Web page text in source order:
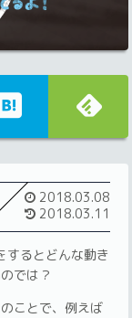
2018.03.08
2018.03.11
るとどんな動き
では？
ことで、例えば